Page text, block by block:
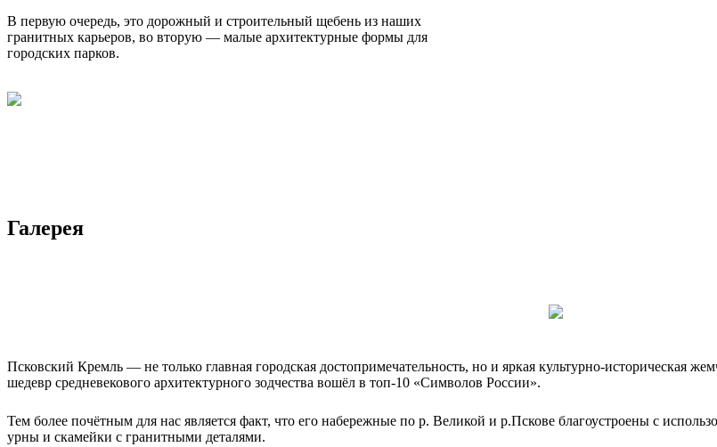
В первую очередь, это дорожный и строительный щебень из наших
гранитных карьеров, во вторую — малые архитектурные формы для
городских парков.
Галерея
Псковский Кремль — не только главная городская достопримечательность, но и яркая культурно-историческая
шедевр средневекового архитектурного зодчества вошёл в топ-10 «Символов России».
Тем более почётным для нас является факт, что его набережные по р. Великой и р.Пскове благоустроены с
урны и скамейки с гранитными деталями.